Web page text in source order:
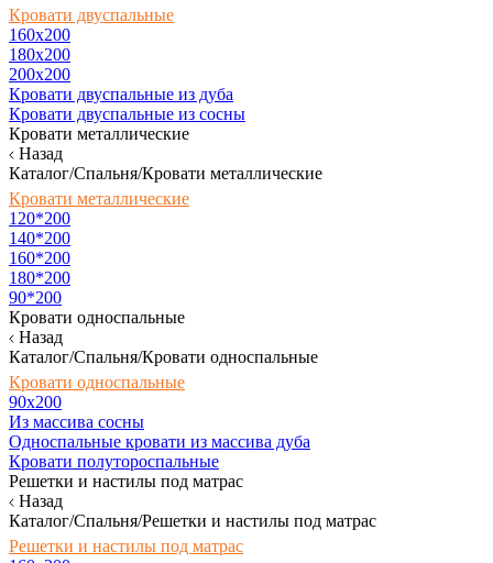
Кровати двуспальные
160х200
180x200
200x200
Кровати двуспальные из дуба
Кровати двуспальные из сосны
Кровати металлические
Назад
Каталог/Спальня/Кровати металлические
Кровати металлические
120*200
140*200
160*200
180*200
90*200
Кровати односпальные
Назад
Каталог/Спальня/Кровати односпальные
Кровати односпальные
90х200
Из массива сосны
Односпальные кровати из массива дуба
Кровати полутороспальные
Решетки и настилы под матрас
Назад
Каталог/Спальня/Решетки и настилы под матрас
Решетки и настилы под матрас